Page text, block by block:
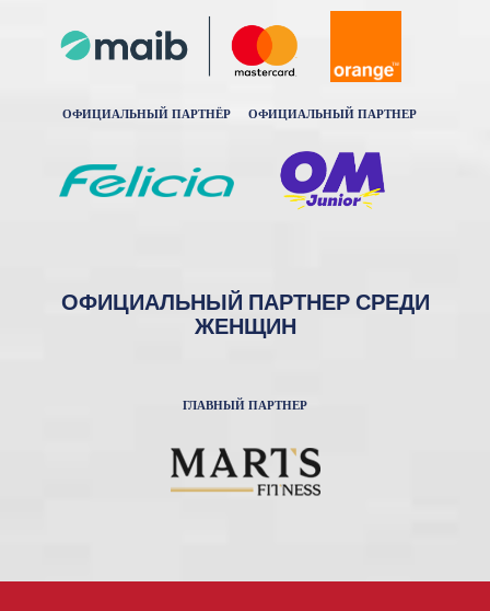
ОФИЦИАЛЬНЫЙ ПАРТНЁР ОФИЦИАЛЬНЫЙ ПАРТНЕР
ОФИЦИАЛЬНЫЙ ПАРТНЕР СРЕДИ
ЖЕНЩИН
ГЛАВНЫЙ ПАРТНЕР